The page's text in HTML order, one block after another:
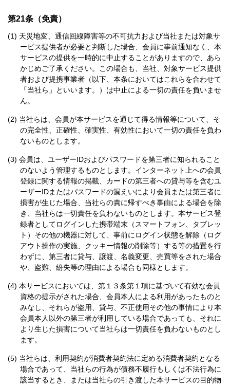
第21条（免責）
天災地変、通信回線障害等の不可抗力および当社または対象サ
ービス提供者が必要と判断した場合、会員に事前通知なく、本
サービスの提供を一時的に中止することがありますので、あら
かじめご了承ください。この場合も、当社、対象サービス提供
者および提携事業者（以下、本条においてはこれらを合わせて
「当社ら」といいます。）は中止による一切の責任を負いませ
ん。
当社らは、会員が本サービスを通じて得る情報等について、そ
の完全性、正確性、確実性、有効性において一切の責任を負わ
ないものとします。
会員は、ユーザーIDおよびパスワードを第三者に知られること
のないよう管理するものとします。インターネット上への会員
登録に関する情報の掲載、カードの第三者への貸与等を含むユ
ーザーIDまたはパスワードの漏えいにより会員または第三者に
損害が生じた場合、当社らの責に帰すべき事由による場合を除
き、当社らは一切責任を負わないものとします。本サービス登
録者としてログインした携帯端末（スマートフォン、タブレッ
ト）その他の機器に対して、事前にログイン状態を解除（ログ
アウト操作の実施、クッキー情報の削除等）する等の措置を行
わずに、第三者に貸与、譲渡、名義変更、売買等をされた場合
や、盗難、紛失等の理由による場合も同様とします。
本サービスにおいては、第１３条第１項に基づいて有効な会員
資格の提示がされた場合、会員本人による利用があったものと
みなし、それらが盗用、貸与、不正使用その他の事情により本
会員本人以外の第三者が利用している場合であっても、それに
より生じた損害について当社らは一切責任を負わないものとし
ます。
当社らは、利用契約が消費者契約法に定める消費者契約となる
場合であって、当社らの行為が債務不履行もしくは不法行為に
該当するとき、または当社らの引き渡した本サービスの目的物